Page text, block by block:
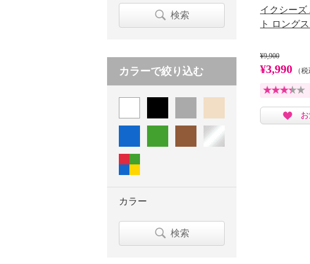
イクシーズ
ト ロング
¥9,900
¥3,990 （税
検索
カラーで絞り込む
カラー
検索